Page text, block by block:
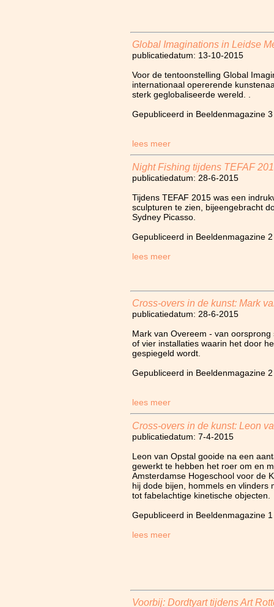
Global Imaginations in Leidse
publicatiedatum: 13-10-2015
Voor de tentoonstelling Global
internationaal opererende
sterk geglobaliseerde wereld. .
Gepubliceerd in Beeldenmagazine
lees meer
Night Fishing tijdens TEFAF
publicatiedatum: 28-6-2015
Tijdens TEFAF 2015 was een
sculpturen te zien, bijeengebracht
Sydney Picasso.
Gepubliceerd in Beeldenmagazine
lees meer
Cross-overs in de kunst: Mark
publicatiedatum: 28-6-2015
Mark van Overeem - van
of vier installaties waarin het door
gespiegeld wordt.
Gepubliceerd in Beeldenmagazine
lees meer
Cross-overs in de kunst: Leon
publicatiedatum: 7-4-2015
Leon van Opstal gooide na een
gewerkt te hebben het roer om en
Amsterdamse Hogeschool voor de
hij dode bijen, hommels en vlinders
tot fabelachtige kinetische objecten.
Gepubliceerd in Beeldenmagazine
lees meer
Voorbij: Dordtyart tijdens Art